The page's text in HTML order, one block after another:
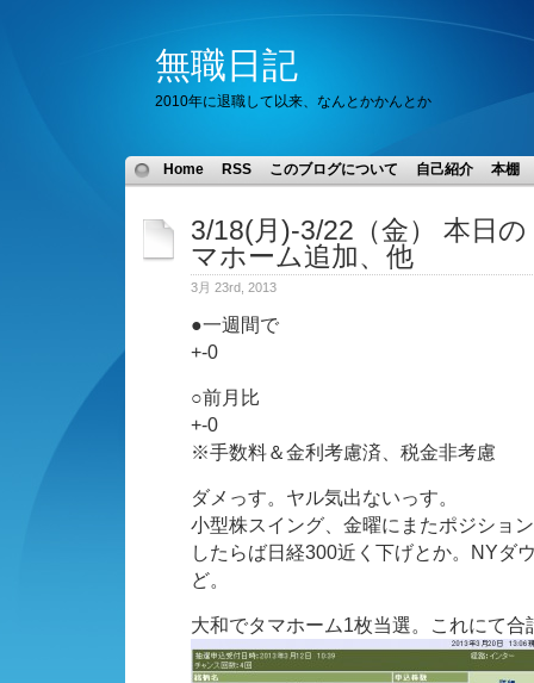
無職日記
2010年に退職して以来、なんとかかんとか
Home RSS このブログについて 自己紹介 本棚
3/18(月)-3/22（金） 本日
マホーム追加、他
3月 23rd, 2013
●一週間で
+-0
○前月比
+-0
※手数料＆金利考慮済、税金非考慮
ダメっす。ヤル気出ないっす。
小型株スイング、金曜にまたポジショ
したらば日経300近く下げとか。NYダ
ど。
大和でタマホーム1枚当選。これにて合